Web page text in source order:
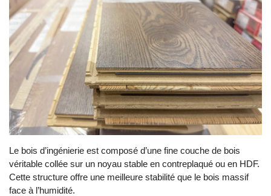
Le bois d’ingénierie est composé d’une fine couche de bois
véritable collée sur un noyau stable en contreplaqué ou en HDF.
Cette structure offre une meilleure stabilité que le bois massif
face à l’humidité.